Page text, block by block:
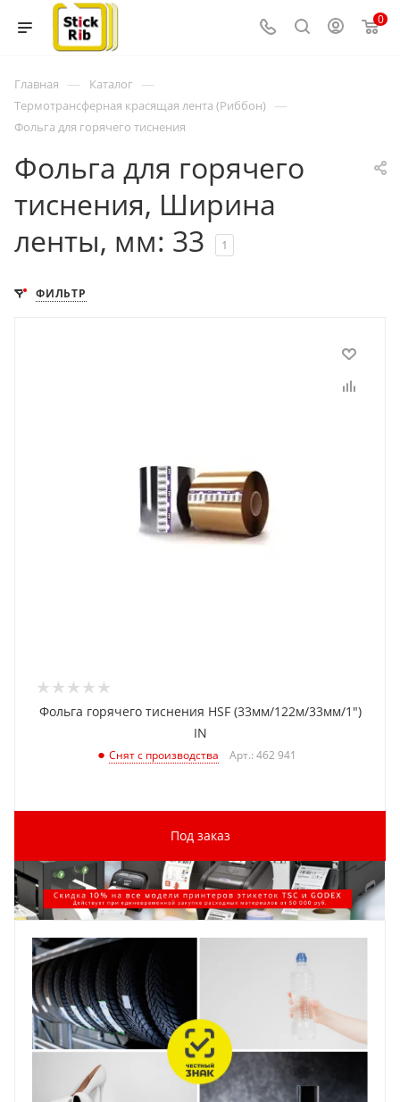
0
Главная — Каталог —
Термотрансферная красящая лента (Риббон) —
Фольга для горячего тиснения
Фольга для горячего
тиснения, Ширина
ленты, мм: 33
1
ФИЛЬТР
Фольга горячего тиснения HSF (33мм/122м/33мм/1")
IN
Снят с производства Арт.: 462 941
Под заказ